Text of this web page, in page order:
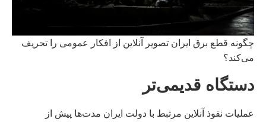
چگونه قطع برق ایران تصویر آنلاین از افکار عمومی را تحریف
می‌کند؟
دستگاه قدیمی‌تر
عملیات نفوذ آنلاین مرتبط با دولت ایران مدت‌ها پیش از